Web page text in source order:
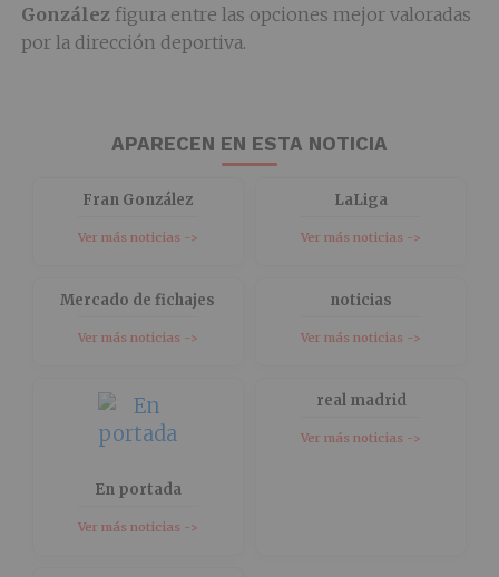
Gonzálezfigura entre las opciones mejor valoradas
por la dirección deportiva.
APARECEN EN ESTA NOTICIA
Fran González
Ver más noticias ->
LaLiga
Ver más noticias ->
Mercado de fichajes
Ver más noticias ->
noticias
Ver más noticias ->
En portada
Ver más noticias ->
real madrid
Ver más noticias ->